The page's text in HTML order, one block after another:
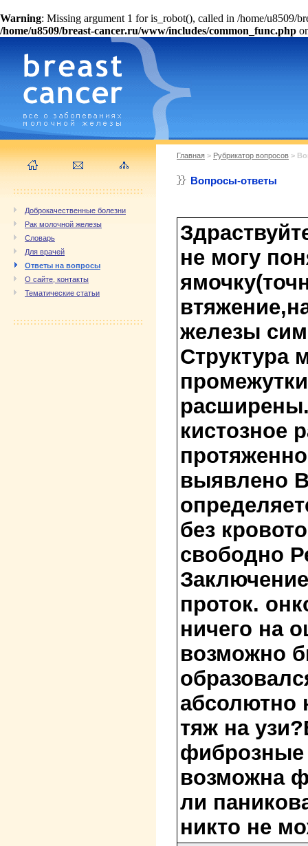
Warning: Missing argument 1 for is_robot(), called in /home/u8509/
/home/u8509/breast-cancer.ru/www/includes/common_func.php
Доброкачественные болезни
Рак молочной железы
Словарь
Для врачей
Ответы на вопросы
О сайте, контакты
Тематические статьи
Главная > Рубрикатор вопросов >
Вопросы-ответы
не могу
железы
Структура
кистозное
выявлено В
без
свободно
проток.
ничего на
возможно
абсолютно
тяж на
фиброзные
возможна
ли
никто не